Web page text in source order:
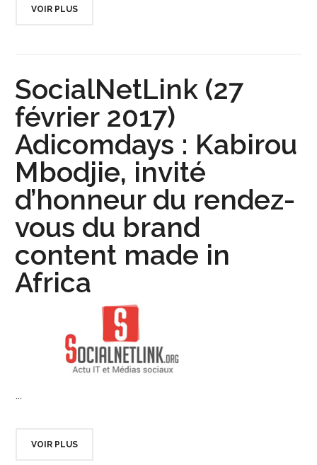
VOIR PLUS
SocialNetLink (27
février 2017)
Adicomdays : Kabirou
Mbodjie, invité
d’honneur du rendez-
vous du brand
content made in
Africa
...
VOIR PLUS